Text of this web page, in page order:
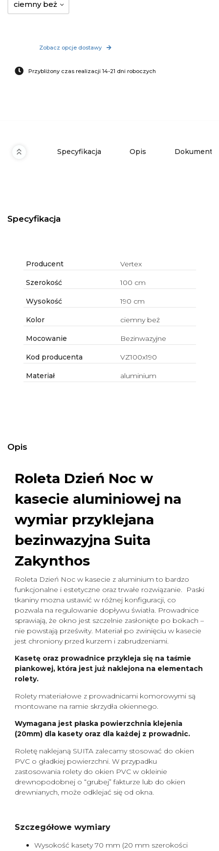
ciemny beż
Zobacz opcje dostawy
Przybliżony czas realizacji 14-21 dni roboczych
Specyfikacja Opis Dokumenty
Specyfikacja
Producent Vertex
Szerokość 100 cm
Wysokość 190 cm
Kolor ciemny beż
Mocowanie Bezinwazyjne
Kod producenta VZ100x190
Materiał aluminium
Opis
Roleta Dzień Noc w
kasecie aluminiowej na
wymiar przyklejana
bezinwazyjna Suita
Zakynthos
Roleta Dzień Noc w kasecie z aluminium to bardzo
funkcjonalne i estetyczne oraz trwałe rozwiązanie. Paski
tkaniny mozna ustawić w różnej konfiguracji, co
pozwala na regulowanie dopływu światła. Prowadnice
sprawiają, że okno jest szczelnie zasłonięte po bokach –
nie powstają prześwity. Materiał po zwinięciu w kasecie
jest chroniony przed kurzem i zabrudzeniami.
Kasetę oraz prowadnice przykleja się na taśmie
piankowej, która jest już naklejona na elementach
rolety.
Rolety materiałowe z prowadnicami komorowymi są
montowane na ramie skrzydła okiennego.
Wymagana jest płaska powierzchnia klejenia
(20mm) dla kasety oraz dla każdej z prowadnic.
Roletę naklejaną SUITA zalecamy stosować do okien
PVC o gładkiej powierzchni. W przypadku
zastosowania rolety do okien PVC w okleinie
drewnopodobnej o “grubej” fakturze lub do okien
drewnianych, może odklejać się od okna.
Szczegółowe wymiary
Wysokość kasety 70 mm (20 mm szerokości